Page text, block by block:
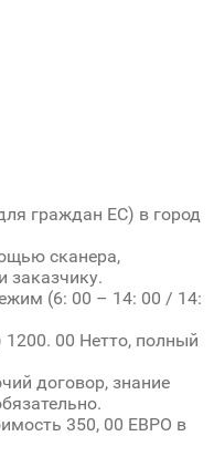
граждан ЕС) в город
сканера,
заказчику.
(6: 00 – 14: 00 / 14:
1200. 00 Нетто, полный
договор, знание
350, 00 ЕВРО в